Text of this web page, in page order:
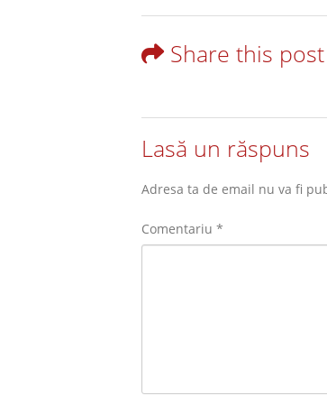
Share this post
Lasă un răspuns
Adresa ta de email nu va fi
Comentariu *